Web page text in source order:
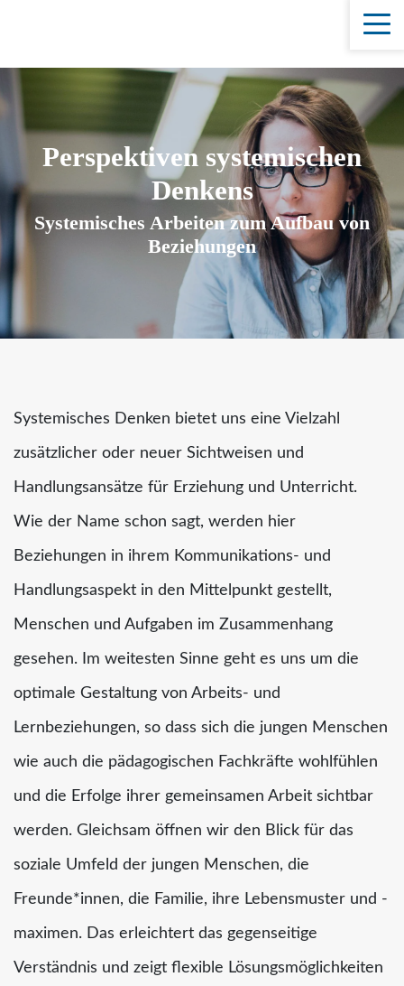
Perspektiven systemischen
Denkens
Systemisches Arbeiten zum Aufbau von
Beziehungen
Systemisches Denken bietet uns eine Vielzahl
zusätzlicher oder neuer Sichtweisen und
Handlungsansätze für Erziehung und Unterricht.
Wie der Name schon sagt, werden hier
Beziehungen in ihrem Kommunikations- und
Handlungsaspekt in den Mittelpunkt gestellt,
Menschen und Aufgaben im Zusammenhang
gesehen. Im weitesten Sinne geht es uns um die
optimale Gestaltung von Arbeits- und
Lernbeziehungen, so dass sich die jungen Menschen
wie auch die pädagogischen Fachkräfte wohlfühlen
und die Erfolge ihrer gemeinsamen Arbeit sichtbar
werden. Gleichsam öffnen wir den Blick für das
soziale Umfeld der jungen Menschen, die
Freunde*innen, die Familie, ihre Lebensmuster und -
maximen. Das erleichtert das gegenseitige
Verständnis und zeigt flexible Lösungsmöglichkeiten